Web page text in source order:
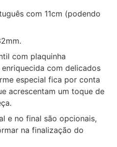
com 11cm (podendo
com plaquinha
com delicados
especial fica por conta
acrescentam um toque de
e no final são opcionais,
na finalização do